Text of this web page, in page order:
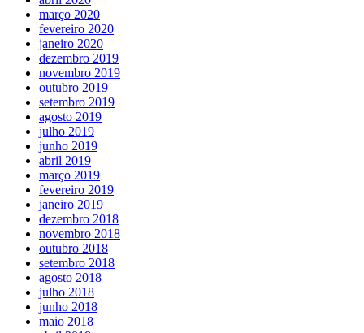
março 2020
fevereiro 2020
janeiro 2020
dezembro 2019
novembro 2019
outubro 2019
setembro 2019
agosto 2019
julho 2019
junho 2019
abril 2019
março 2019
fevereiro 2019
janeiro 2019
dezembro 2018
novembro 2018
outubro 2018
setembro 2018
agosto 2018
julho 2018
junho 2018
maio 2018